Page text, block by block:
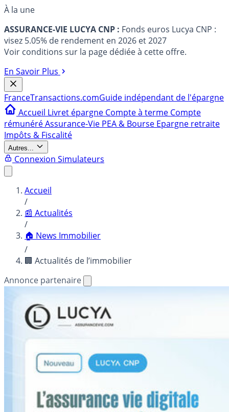
À la une
ASSURANCE-VIE LUCYA CNP : Fonds euros Lucya CNP :
visez 5.05% de rendement en 2026 et 2027
Voir conditions sur la page dédiée à cette offre.
En Savoir Plus
FranceTransactions.comGuide indépendant de l'épargne
Accueil Livret épargne Compte à terme Compte
rémunéréAssurance-Vie PEA & Bourse Epargne retraite
Impôts & Fiscalité
Autres...
Connexion Simulateurs
Accueil
/
📰 Actualités
/
🏠 News Immobilier
/
🏢 Actualités de l’immobilier
Annonce partenaire